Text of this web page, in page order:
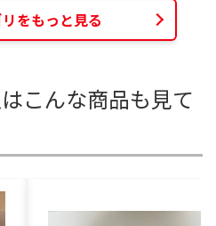
をもっと見る
こんな商品も見て